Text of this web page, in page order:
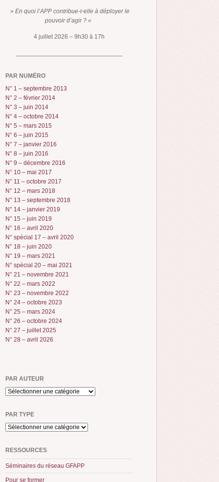
» En quoi l’APP contribue-t-elle à déployer le
pouvoir d’agir ? «
4 juillet 2026 – 9h30 à 17h
PAR NUMÉRO
N° 1 – septembre 2013
N° 2 – février 2014
N° 3 – juin 2014
N° 4 – octobre 2014
N° 5 – mars 2015
N° 6 – juin 2015
N° 7 – janvier 2016
N° 8 – juin 2016
N° 9 – décembre 2016
N° 10 – mai 2017
N° 11 – octobre 2017
N° 12 – mars 2018
N° 13 – septembre 2018
N° 14 – janvier 2019
N° 15 – juin 2019
N° 16 – avril 2020
N° spécial 17 – avril 2020
N° 18 – juin 2020
N° 19 – mars 2021
N° spécial 20 – mai 2021
N° 21 – novembre 2021
N° 22 – mars 2022
N° 23 – novembre 2022
N° 24 – octobre 2023
N° 25 – mars 2024
N° 26 – octobre 2024
N° 27 – juillet 2025
N° 28 – avril 2026
PAR AUTEUR
PAR TYPE
RESSOURCES
Séminaires du réseau GFAPP
Pour se former